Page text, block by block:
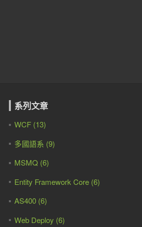
系列文章
WCF (13)
多國語系 (9)
MSMQ (6)
Entity Framework Core (6)
AS400 (6)
Web Deploy (6)